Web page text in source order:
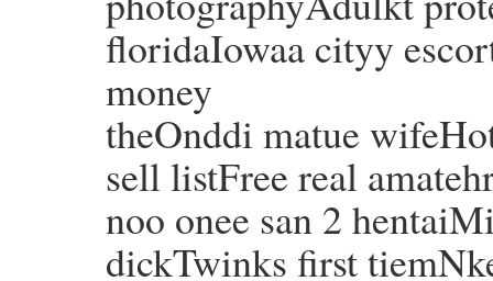
floridaIowaa cityy
money
theOnddi matue
sell listFree real
noo onee san 2
dickTwinks first